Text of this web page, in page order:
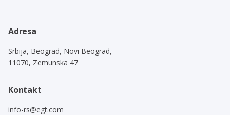
Adresa
Srbija, Beograd, Novi Beograd,
11070, Zemunska 47
Kontakt
info-rs@egt.com